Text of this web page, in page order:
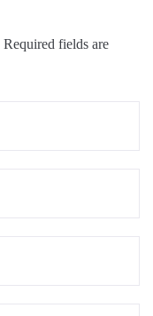
Required fields are